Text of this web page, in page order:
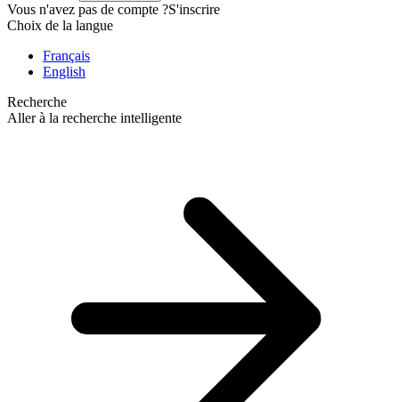
Vous n'avez pas de compte ?S'inscrire
Choix de la langue
Français
English
Recherche
Aller à la recherche intelligente